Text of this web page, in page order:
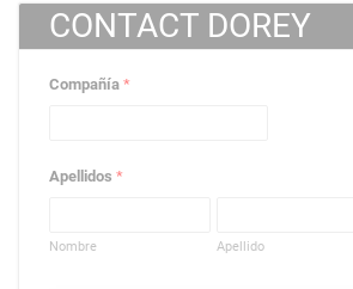
CONTACT DOREY
Compañía *
Apellidos *
Nombre Apellido